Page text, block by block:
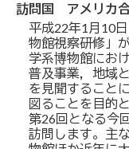
訪問国 アメリカ
平成22年1月10
物館視察研修」
学系博物館にお
普及事業，地域
を見聞すること
図ることを目的
第26回となる今
訪問します。主